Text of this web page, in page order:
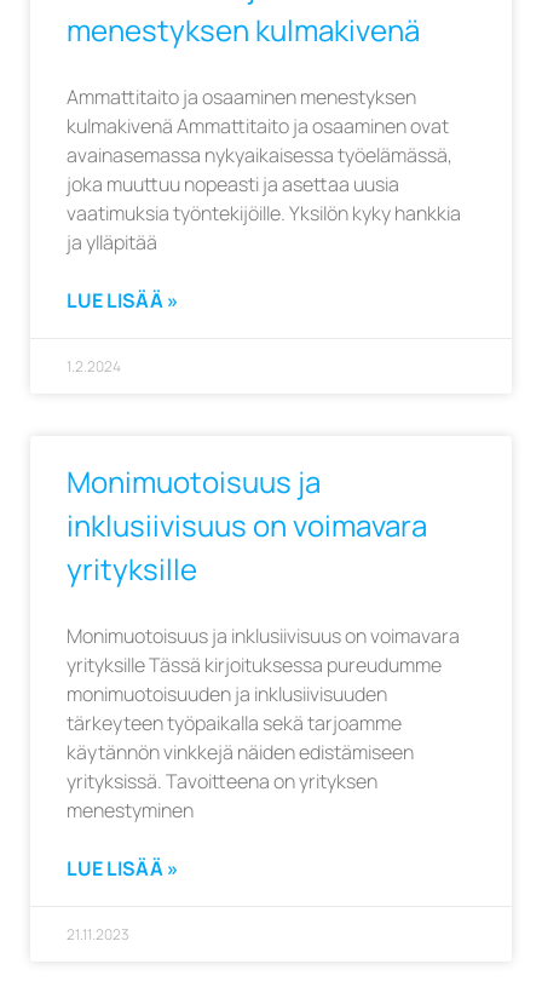
menestyksen kulmakivenä
Ammattitaito ja osaaminen menestyksen
kulmakivenä Ammattitaito ja osaaminen ovat
avainasemassa nykyaikaisessa työelämässä,
joka muuttuu nopeasti ja asettaa uusia
vaatimuksia työntekijöille. Yksilön kyky hankkia
ja ylläpitää
LUE LISÄÄ »
1.2.2024
Monimuotoisuus ja
inklusiivisuus on voimavara
yrityksille
Monimuotoisuus ja inklusiivisuus on voimavara
yrityksille Tässä kirjoituksessa pureudumme
monimuotoisuuden ja inklusiivisuuden
tärkeyteen työpaikalla sekä tarjoamme
käytännön vinkkejä näiden edistämiseen
yrityksissä. Tavoitteena on yrityksen
menestyminen
LUE LISÄÄ »
21.11.2023